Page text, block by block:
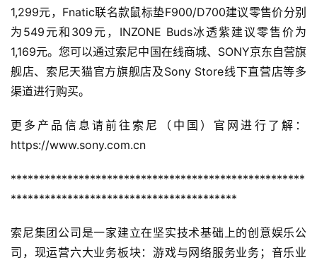
1,299元，Fnatic联名款鼠标垫F900/D700建议零售价分别
为549元和309元，INZONE Buds冰透紫建议零售价为
1,169元。您可以通过索尼中国在线商城、SONY京东自营旗
舰店、索尼天猫官方旗舰店及Sony Store线下直营店等多
渠道进行购买。
更多产品信息请前往索尼（中国）官网进行了解：
https://www.sony.com.cn
****************************************************
****************************************
索尼集团公司是一家建立在坚实技术基础上的创意娱乐公
司，现运营六大业务板块：游戏与网络服务业务；音乐业